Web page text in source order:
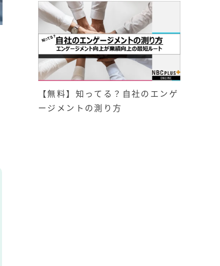
【無料】知ってる？自社のエンゲ
ージメントの測り方